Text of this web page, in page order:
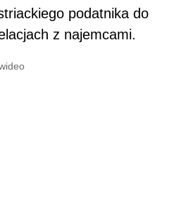
podatnika do
z najemcami.